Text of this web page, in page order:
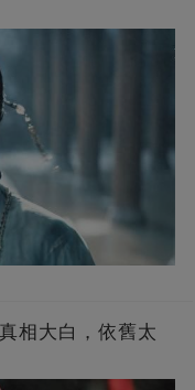
相大白，依舊太